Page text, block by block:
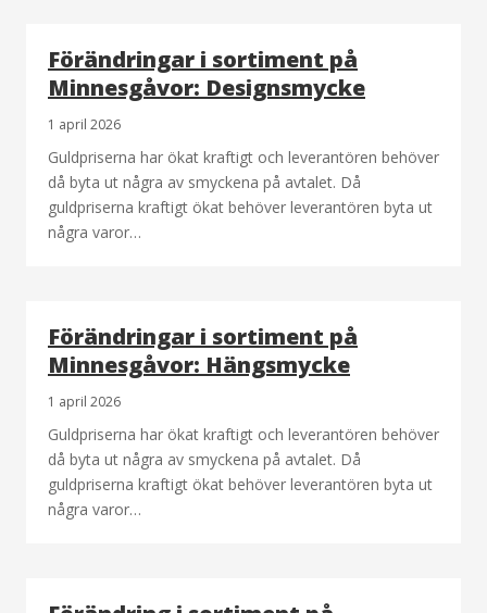
Förändringar i sortiment på
Minnesgåvor: Designsmycke
1 april 2026
Guldpriserna har ökat kraftigt och leverantören behöver
då byta ut några av smyckena på avtalet. Då
guldpriserna kraftigt ökat behöver leverantören byta ut
några varor…
Förändringar i sortiment på
Minnesgåvor: Hängsmycke
1 april 2026
Guldpriserna har ökat kraftigt och leverantören behöver
då byta ut några av smyckena på avtalet. Då
guldpriserna kraftigt ökat behöver leverantören byta ut
några varor…